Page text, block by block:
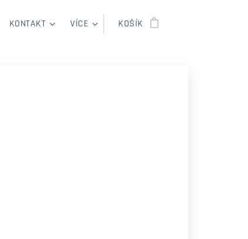
KONTAKT VÍCE KOŠÍK